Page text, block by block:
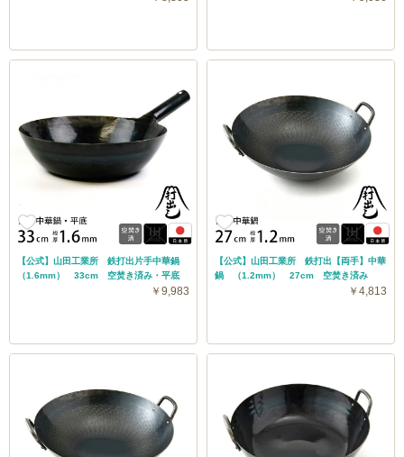
【公式】山田工業所 鉄打出片手中華鍋
（1.6mm） 33cm 空焚き済み・平底
￥9,983
【公式】山田工業所 鉄打出【両手】中華
鍋 （1.2mm） 27cm 空焚き済み
￥4,813